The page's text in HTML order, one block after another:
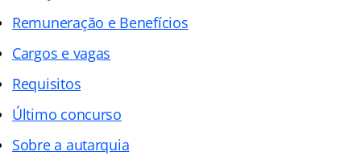
Remuneração e Benefícios
Cargos e vagas
Requisitos
Último concurso
Sobre a autarquia